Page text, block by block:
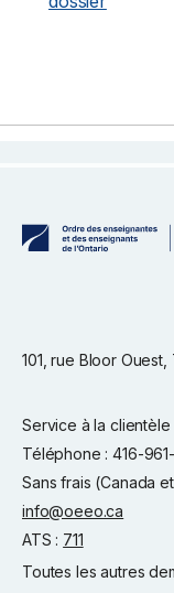
101, rue Bloor
Service à la clientèle
Téléphone : 416-
Sans frais (Canada
info@oeeo.ca
ATS : 711
Toutes les autres